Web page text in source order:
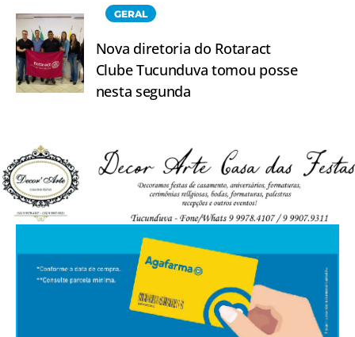
GERAL
Nova diretoria do Rotaract
Clube Tucunduva tomou posse
nesta segunda